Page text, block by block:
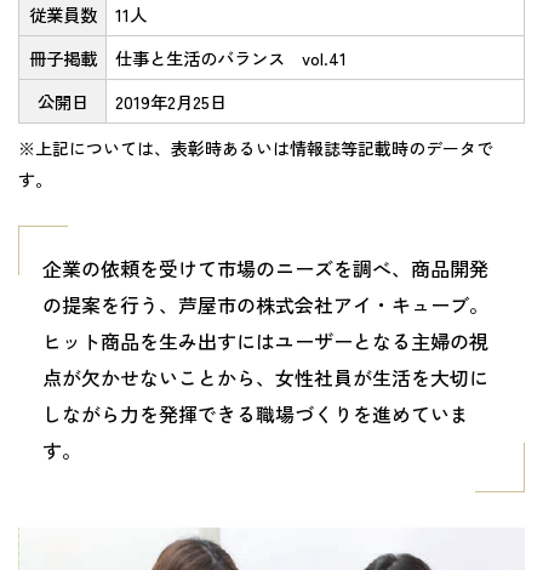
従業員数
11人
冊子掲載
仕事と生活のバランス vol.41
公開日
2019年2月25日
※上記については、表彰時あるいは情報誌等記載時のデータで
す。
企業の依頼を受けて市場のニーズを調べ、商品開発
の提案を行う、芦屋市の株式会社アイ・キューブ。
ヒット商品を生み出すにはユーザーとなる主婦の視
点が欠かせないことから、女性社員が生活を大切に
しながら力を発揮できる職場づくりを進めていま
す。